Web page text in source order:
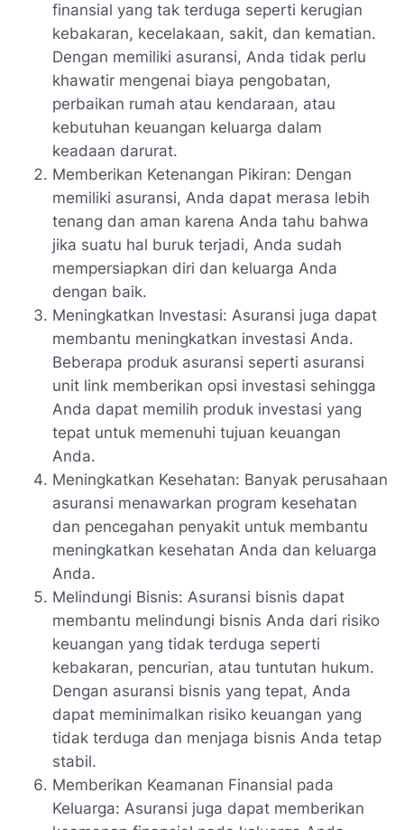
finansial yang tak terduga seperti kerugian
kebakaran, kecelakaan, sakit, dan kematian.
Dengan memiliki asuransi, Anda tidak perlu
khawatir mengenai biaya pengobatan,
perbaikan rumah atau kendaraan, atau
kebutuhan keuangan keluarga dalam
keadaan darurat.
Memberikan Ketenangan Pikiran: Dengan
memiliki asuransi, Anda dapat merasa lebih
tenang dan aman karena Anda tahu bahwa
jika suatu hal buruk terjadi, Anda sudah
mempersiapkan diri dan keluarga Anda
dengan baik.
Meningkatkan Investasi: Asuransi juga dapat
membantu meningkatkan investasi Anda.
Beberapa produk asuransi seperti asuransi
unit link memberikan opsi investasi sehingga
Anda dapat memilih produk investasi yang
tepat untuk memenuhi tujuan keuangan
Anda.
Meningkatkan Kesehatan: Banyak perusahaan
asuransi menawarkan program kesehatan
dan pencegahan penyakit untuk membantu
meningkatkan kesehatan Anda dan keluarga
Anda.
Melindungi Bisnis: Asuransi bisnis dapat
membantu melindungi bisnis Anda dari risiko
keuangan yang tidak terduga seperti
kebakaran, pencurian, atau tuntutan hukum.
Dengan asuransi bisnis yang tepat, Anda
dapat meminimalkan risiko keuangan yang
tidak terduga dan menjaga bisnis Anda tetap
stabil.
Memberikan Keamanan Finansial pada
Keluarga: Asuransi juga dapat memberikan